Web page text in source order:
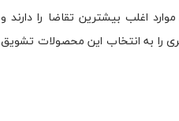
اغلب بیشترین تقاضا را دارند و
را به انتخاب این محصولات تشویق